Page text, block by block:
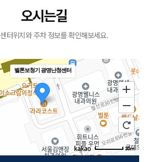
오시는길
터위치와 주차 정보를 확인해보세요.
벨톤보청기 광명난청센터
30m